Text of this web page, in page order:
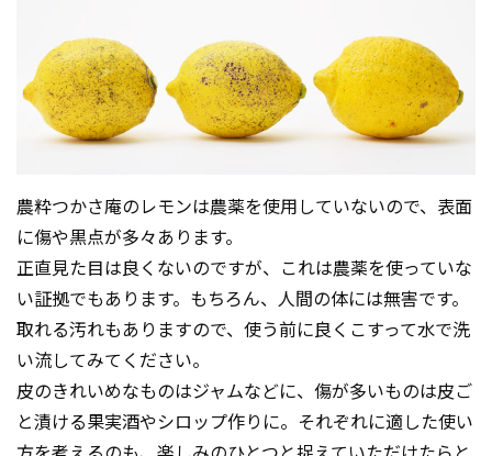
農粋つかさ庵のレモンは農薬を使用していないので、表面
に傷や黒点が多々あります。
正直見た目は良くないのですが、これは農薬を使っていな
い証拠でもあります。もちろん、人間の体には無害です。
取れる汚れもありますので、使う前に良くこすって水で洗
い流してみてください。
皮のきれいめなものはジャムなどに、傷が多いものは皮ご
と漬ける果実酒やシロップ作りに。それぞれに適した使い